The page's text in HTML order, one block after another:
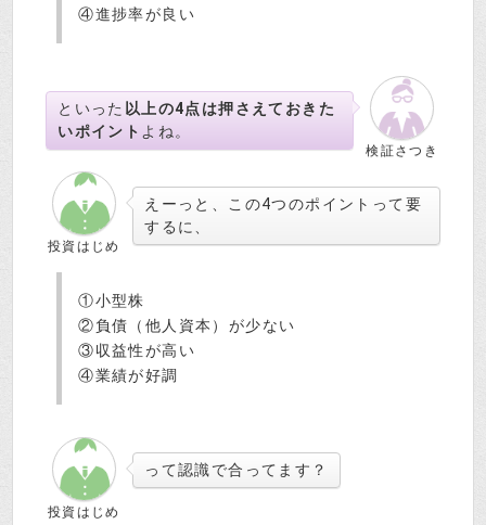
④進捗率が良い
検証さつき
といった 以上の4点は押さえておきた
いポイント よね。
投資はじめ
えーっと、この4つのポイントって要
するに、
①小型株
②負債（他人資本）が少ない
③収益性が高い
④業績が好調
投資はじめ
って認識で合ってます？